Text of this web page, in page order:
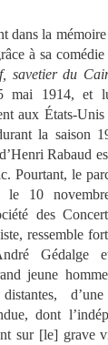
dans la
à sa
savetier du
mai 1914, et
aux États-
la saison
Rabaud
Pourtant, le
le 10
des
ressemble
Gédalge
jeune
dont
sur [le] grave